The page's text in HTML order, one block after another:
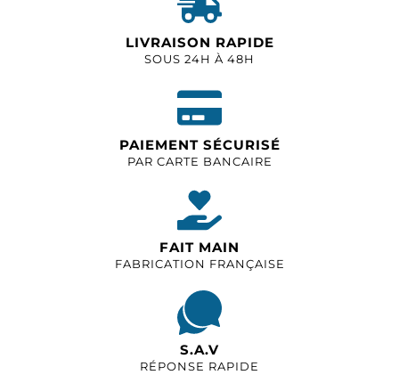
LIVRAISON RAPIDE
SOUS 24H À 48H
PAIEMENT SÉCURISÉ
PAR CARTE BANCAIRE
FAIT MAIN
FABRICATION FRANÇAISE
S.A.V
RÉPONSE RAPIDE